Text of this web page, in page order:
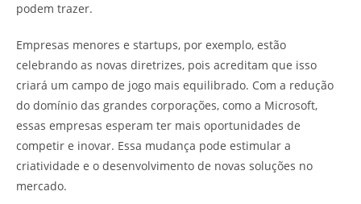
podem trazer.
Empresas menores e startups, por exemplo, estão
celebrando as novas diretrizes, pois acreditam que isso
criará um campo de jogo mais equilibrado. Com a redução
do domínio das grandes corporações, como a Microsoft,
essas empresas esperam ter mais oportunidades de
competir e inovar. Essa mudança pode estimular a
criatividade e o desenvolvimento de novas soluções no
mercado.